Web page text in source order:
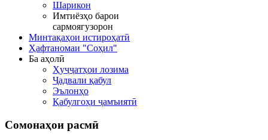
Шарикон
Имтиёзҳо барои
сармоягузорон
Минтақаҳои истироҳатӣ
Ҳафтаномаи "Соҳил"
Ба аҳолӣ
Ҳуҷҷатҳои лозима
Ҷадвали қабул
Эълонҳо
Қабулгоҳи ҷамъиятӣ
Сомонаҳои расмӣ